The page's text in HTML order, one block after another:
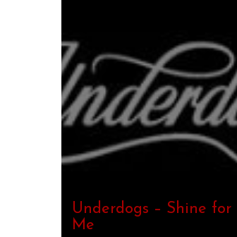
Underdogs – Shine for
Me